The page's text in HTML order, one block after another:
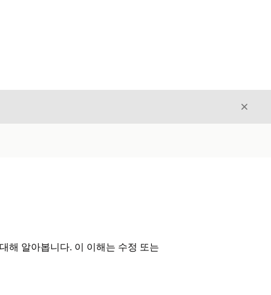
닫기
해 알아봅니다. 이 이해는 수정 또는